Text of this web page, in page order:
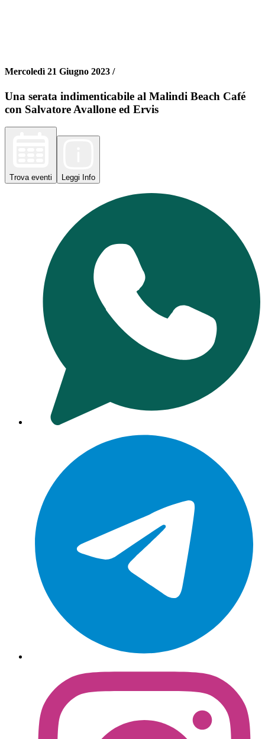
Mercoledì 21 Giugno 2023 /
Una serata indimenticabile al Malindi Beach Café
con Salvatore Avallone ed Ervis
Trova eventi Leggi Info